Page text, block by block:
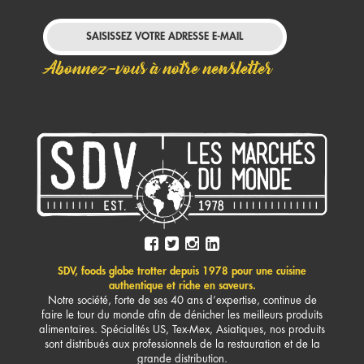
Abonnez-vous à notre newsletter
SDV, foods globe trotter depuis 1978 pour une cuisine
authentique et riche en saveurs.
Notre société, forte de ses 40 ans d’expertise, continue de
faire le tour du monde afin de dénicher les meilleurs produits
alimentaires. Spécialités US, Tex-Mex, Asiatiques, nos produits
sont distribués aux professionnels de la restauration et de la
grande distribution.